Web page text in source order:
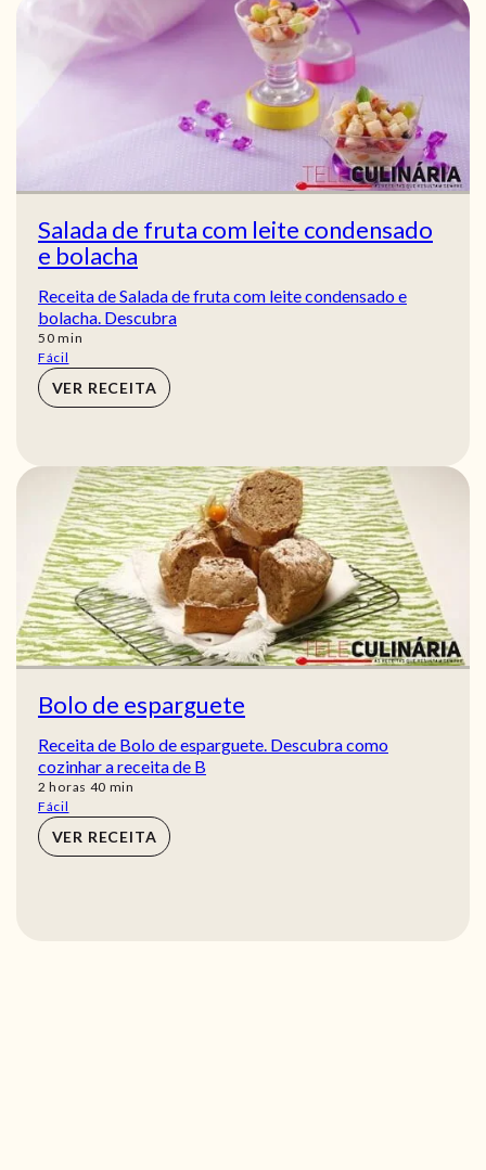
Salada de fruta com leite condensado
e bolacha
Receita de Salada de fruta com leite condensado e
bolacha. Descubra
50min
min
Fácil
VER RECEITA
Bolo de esparguete
Receita de Bolo de esparguete. Descubra como
cozinhar a receita de B
2 horas
horas 40 min
min
Fácil
VER RECEITA